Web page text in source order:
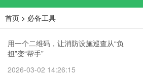
首页 > 必备工具
用一个二维码，让消防设施巡查从“负
担”变“帮手”
2026-03-02 14:26:15